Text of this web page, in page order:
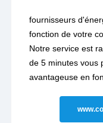
fournisseurs
fonction de votre
Notre service est
de 5 minutes vous
avantageuse en